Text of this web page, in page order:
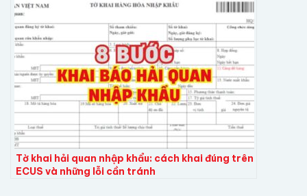
Tờ khai hải quan nhập khẩu: cách khai đúng trên
ECUS và những lỗi cần tránh